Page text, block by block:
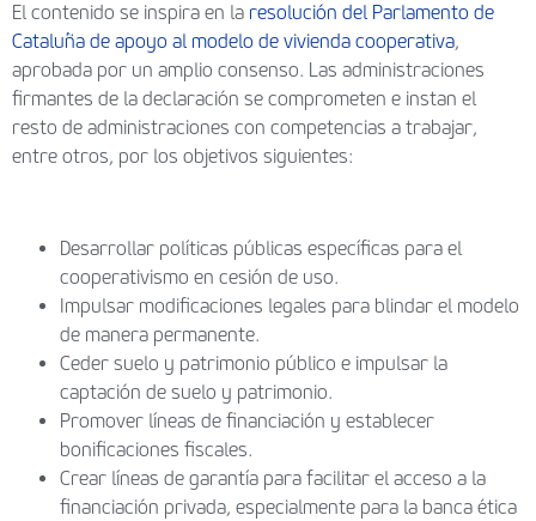
El contenido se inspira en la resolución del Parlamento de
Cataluña de apoyo al modelo de vivienda cooperativa,
aprobada por un amplio consenso. Las administraciones
firmantes de la declaración se comprometen e instan el
resto de administraciones con competencias a trabajar,
entre otros, por los objetivos siguientes:
Desarrollar políticas públicas específicas para el
cooperativismo en cesión de uso.
Impulsar modificaciones legales para blindar el modelo
de manera permanente.
Ceder suelo y patrimonio público e impulsar la
captación de suelo y patrimonio.
Promover líneas de financiación y establecer
bonificaciones fiscales.
Crear líneas de garantía para facilitar el acceso a la
financiación privada, especialmente para la banca ética